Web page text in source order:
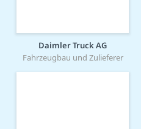
Daimler Truck AG
Fahrzeugbau und Zulieferer